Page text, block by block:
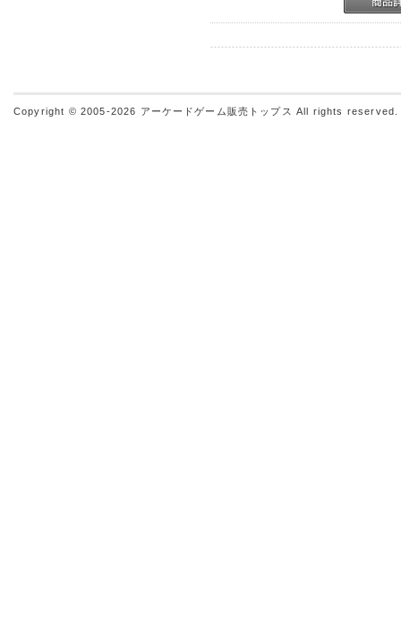
Copyright © 2005-2026 アーケードゲーム販売トップス All rights reserved.